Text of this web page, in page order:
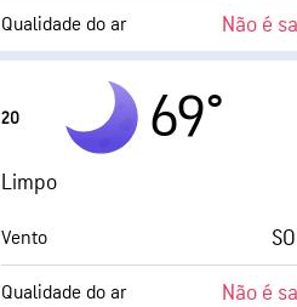
Qualidade do ar Não é
Ponto de orvalho
AccuLumen Brightness Index™
20 69°
Limpo
Vento
Qualidade do ar Não é